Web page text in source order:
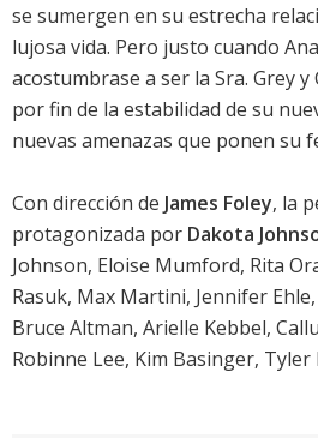
se sumergen en su estrecha
lujosa vida. Pero justo cuando
acostumbrase a ser la Sra. Grey
por fin de la estabilidad de su
nuevas amenazas que ponen su
Con dirección de James Foley, la
protagonizada por Dakota
Johnson, Eloise Mumford, Rita
Rasuk, Max Martini, Jennifer Ehle,
Bruce Altman, Arielle Kebbel,
Robinne Lee, Kim Basinger, Tyler